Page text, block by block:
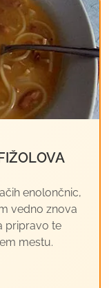
enolončnic,
vedno znova
pripravo te
mestu.